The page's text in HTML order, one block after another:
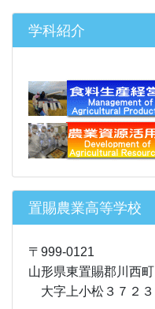
学科紹介
置賜農業高等学校
〒999-0121
山形県東置賜郡川西町
大字上小松３７２３